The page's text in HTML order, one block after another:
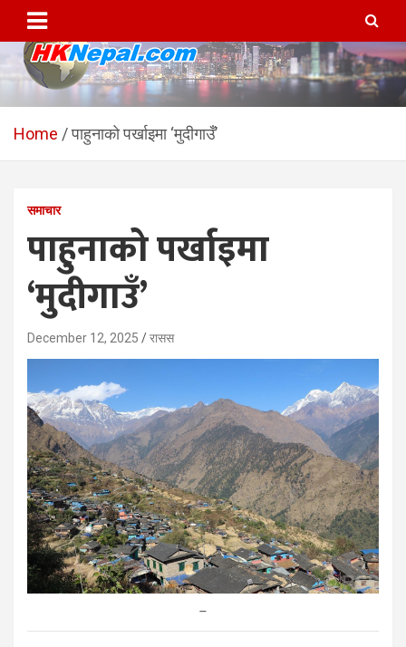
content
HKNepal.com – हङकङबाट
सञ्चालित पहिलो नेपाली अनलाईन
hknepal, hknepal.com, hk nepal, hk nepal com
Home पाहुनाको पर्खाइमा ‘मुदीगाउँ’
समाचार
पाहुनाको पर्खाइमा
‘मुदीगाउँ’
December 12, 2025 रासस
–